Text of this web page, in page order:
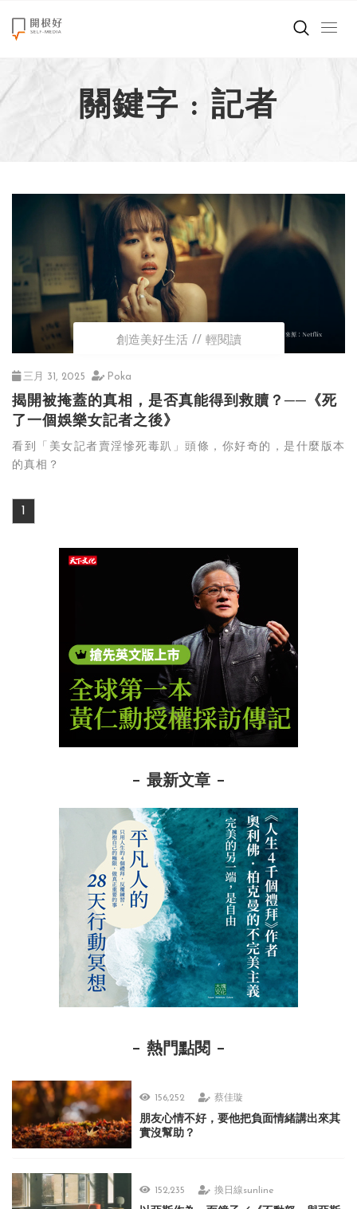
來點正能量
世界在想什麼
創造美好生活
職場商業經濟
影片專區
關於我們
關鍵字 : 記者
創造美好生活 輕閱讀
三月 31, 2025 Poka
揭開被掩蓋的真相，是否真能得到救贖？──《死
了一個娛樂女記者之後》
看到「美女記者賣淫慘死毒趴」頭條，你好奇的，是什麼版本
的真相？
1
最新文章
熱門點閱
156,252 蔡佳璇
朋友心情不好，要他把負面情緒講出來其
實沒幫助？
152,235 換日線sunline